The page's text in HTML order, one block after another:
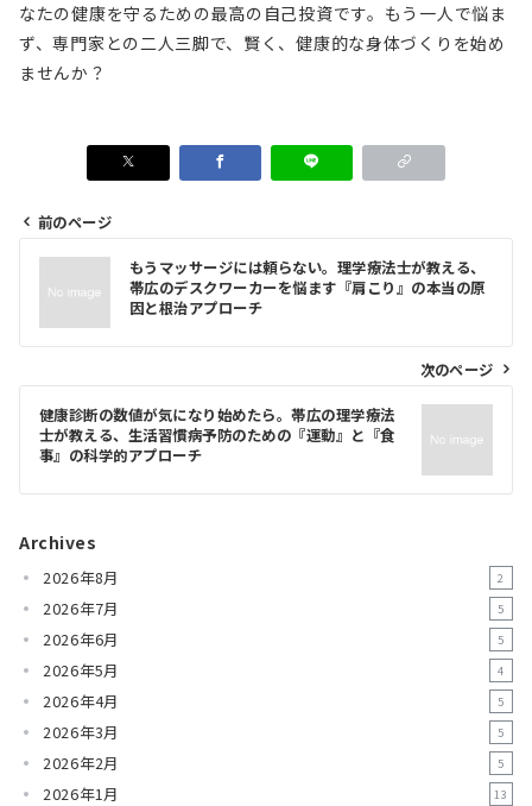
なたの健康を守るための最高の自己投資です。もう一人で悩ま
ず、専門家との二人三脚で、賢く、健康的な身体づくりを始め
ませんか？
投
ナ
ビ
ゲ
ー
シ
ョ
ン
前のページ
もうマッサージには頼らない。理学療法士が教える、
帯広のデスクワーカーを悩ます『肩こり』の本当の原
因と根治アプローチ
次のページ
健康診断の数値が気になり始めたら。帯広の理学療法
士が教える、生活習慣病予防のための『運動』と『食
事』の科学的アプローチ
Archives
2026年8月 2
2026年7月 5
2026年6月 5
2026年5月 4
2026年4月 5
2026年3月 5
2026年2月 5
2026年1月 13